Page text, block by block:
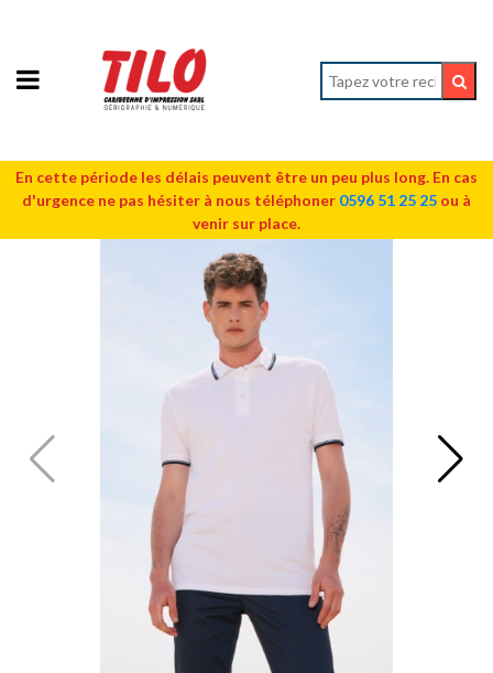
En cette période les délais peuvent être un peu plus long. En cas
d'urgence ne pas hésiter à nous téléphoner 0596 51 25 25 ou à
venir sur place.